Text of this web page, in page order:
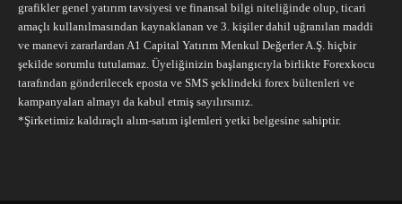
grafikler genel yatırım tavsiyesi ve finansal bilgi niteliğinde olup, ticari
amaçlı kullanılmasından kaynaklanan ve 3. kişiler dahil uğranılan maddi
ve manevi zararlardan A1 Capital Yatırım Menkul Değerler A.Ş. hiçbir
şekilde sorumlu tutulamaz. Üyeliğinizin başlangıcıyla birlikte Forexkocu
tarafından gönderilecek eposta ve SMS şeklindeki forex bültenleri ve
kampanyaları almayı da kabul etmiş sayılırsınız.
*Şirketimiz kaldıraçlı alım-satım işlemleri yetki belgesine sahiptir.